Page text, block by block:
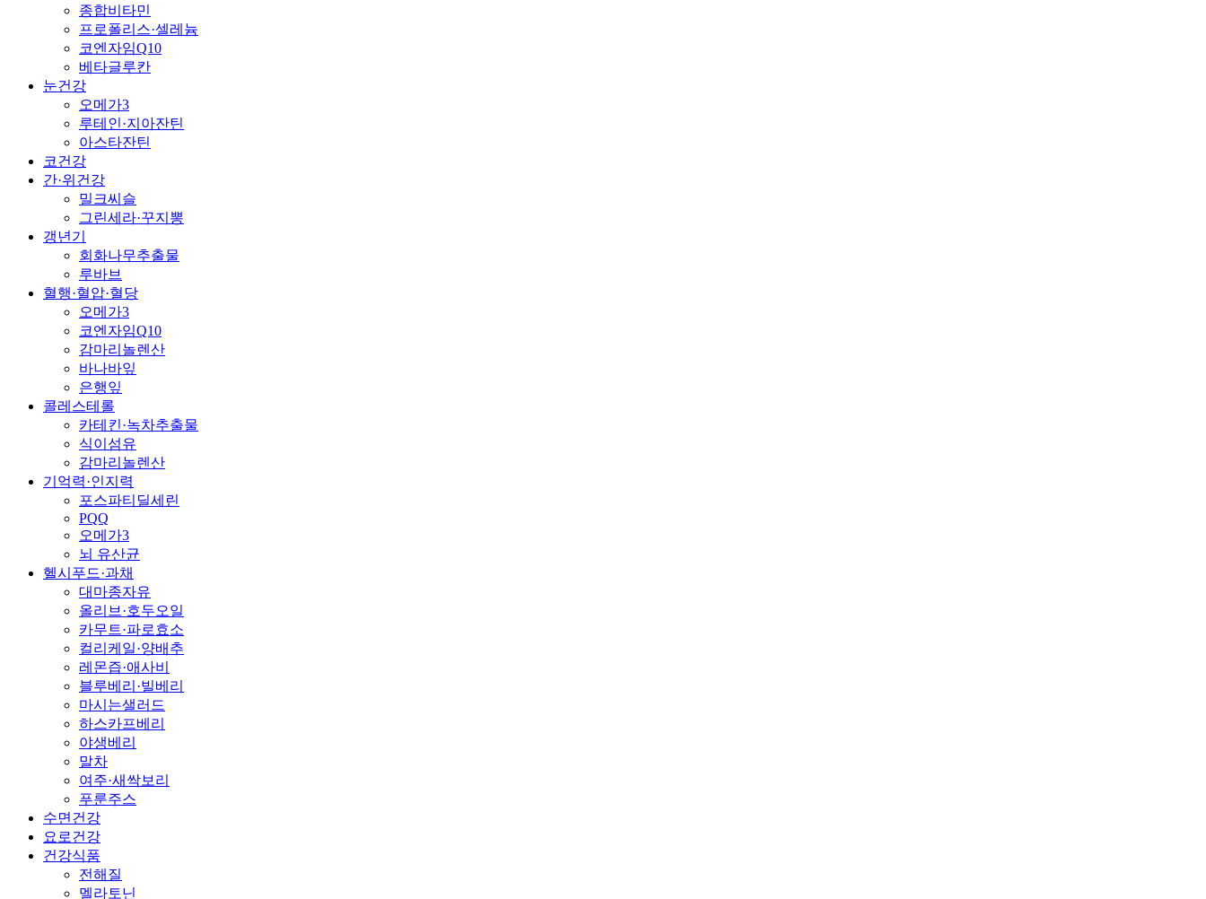
종합비타민
프로폴리스·셀레늄
코엔자임Q10
베타글루칸
눈건강
오메가3
루테인·지아잔틴
아스타잔틴
코건강
간·위건강
밀크씨슬
그린세라·꾸지뽕
갱년기
회화나무추출물
루바브
혈행·혈압·혈당
오메가3
코엔자임Q10
감마리놀렌산
바나바잎
은행잎
콜레스테롤
카테킨·녹차추출물
식이섬유
감마리놀렌산
기억력·인지력
포스파티딜세린
PQQ
오메가3
뇌 유산균
헬시푸드·과채
대마종자유
올리브·호두오일
카무트·파로효소
컬리케일·양배추
레몬즙·애사비
블루베리·빌베리
마시는샐러드
하스카프베리
야생베리
말차
여주·새싹보리
푸룬주스
수면건강
요로건강
건강식품
전해질
멜라토닌